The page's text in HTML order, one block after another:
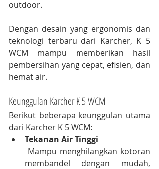
outdoor.
Dengan desain yang ergonomis dan
teknologi terbaru dari Kärcher, K 5
WCM mampu memberikan hasil
pembersihan yang cepat, efisien, dan
hemat air.
Keunggulan Karcher K 5 WCM
Berikut beberapa keunggulan utama
dari Karcher K 5 WCM:
Tekanan Air Tinggi
membandel dengan mudah,